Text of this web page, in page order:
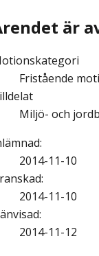
är
Fristående
Miljö- och
:
2014-11-10
:
2014-11-10
:
2014-11-12